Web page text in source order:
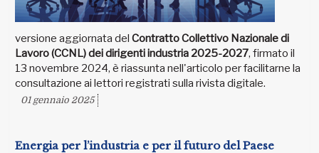
versione aggiornata del Contratto Collettivo Nazionale di
Lavoro (CCNL) dei dirigenti industria 2025-2027, firmato il
13 novembre 2024, è riassunta nell'articolo per facilitarne la
consultazione ai lettori registrati sulla rivista digitale.
01 gennaio 2025
Energia per l’industria e per il futuro del Paese